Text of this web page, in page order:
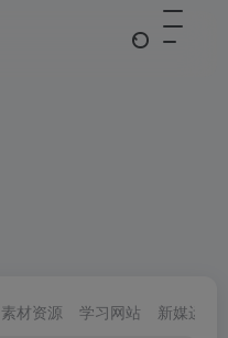
素材资源 学习网站 新媒运营